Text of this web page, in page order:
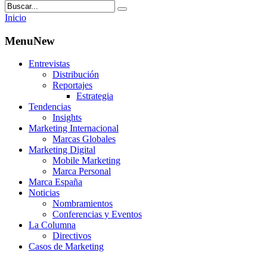
Inicio
MenuNew
Entrevistas
Distribución
Reportajes
Estrategia
Tendencias
Insights
Marketing Internacional
Marcas Globales
Marketing Digital
Mobile Marketing
Marca Personal
Marca España
Noticias
Nombramientos
Conferencias y Eventos
La Columna
Directivos
Casos de Marketing